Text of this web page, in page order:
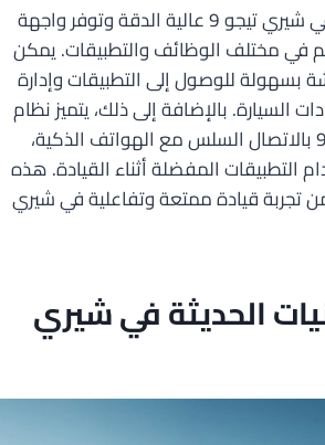
شاشة تعمل باللمس في شيري تيجو 9 عالية الدقة وتوفر واجهة
في مختلف الوظائف والتطبيقات. يمكن
بسهولة للوصول إلى التطبيقات وإدارة
السيارة. بالإضافة إلى ذلك، يتميز نظام
الترفيه في شيري تيجو 9 بالاتصال السلس مع الهواتف الذكية،
التطبيقات المفضلة أثناء القيادة. هذه
تجربة قيادة ممتعة وتفاعلية في شيري
الحديثة في شيري